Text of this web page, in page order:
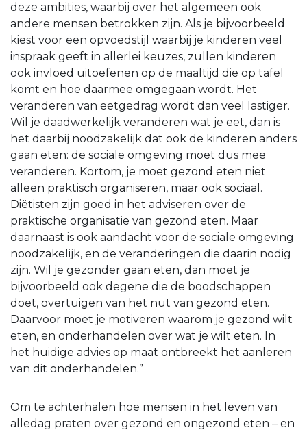
deze ambities, waarbij over het algemeen ook
andere mensen betrokken zijn. Als je bijvoorbeeld
kiest voor een opvoedstijl waarbij je kinderen veel
inspraak geeft in allerlei keuzes, zullen kinderen
ook invloed uitoefenen op de maaltijd die op tafel
komt en hoe daarmee omgegaan wordt. Het
veranderen van eetgedrag wordt dan veel lastiger.
Wil je daadwerkelijk veranderen wat je eet, dan is
het daarbij noodzakelijk dat ook de kinderen anders
gaan eten: de sociale omgeving moet dus mee
veranderen. Kortom, je moet gezond eten niet
alleen praktisch organiseren, maar ook sociaal.
Diëtisten zijn goed in het adviseren over de
praktische organisatie van gezond eten. Maar
daarnaast is ook aandacht voor de sociale omgeving
noodzakelijk, en de veranderingen die daarin nodig
zijn. Wil je gezonder gaan eten, dan moet je
bijvoorbeeld ook degene die de boodschappen
doet, overtuigen van het nut van gezond eten.
Daarvoor moet je motiveren waarom je gezond wilt
eten, en onderhandelen over wat je wilt eten. In
het huidige advies op maat ontbreekt het aanleren
van dit onderhandelen.”
Om te achterhalen hoe mensen in het leven van
alledag praten over gezond en ongezond eten – en